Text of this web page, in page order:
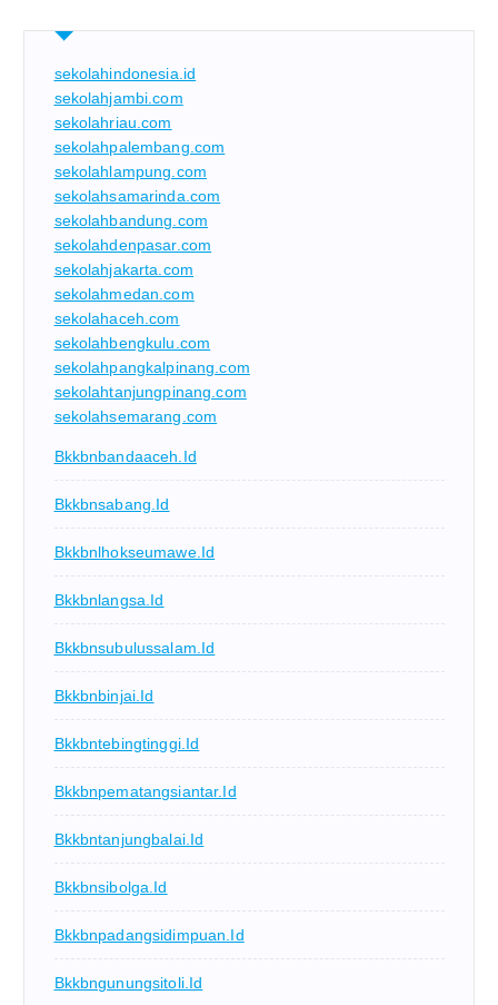
sekolahindonesia.id
sekolahjambi.com
sekolahriau.com
sekolahpalembang.com
sekolahlampung.com
sekolahsamarinda.com
sekolahbandung.com
sekolahdenpasar.com
sekolahjakarta.com
sekolahmedan.com
sekolahaceh.com
sekolahbengkulu.com
sekolahpangkalpinang.com
sekolahtanjungpinang.com
sekolahsemarang.com
Bkkbnbandaaceh.id
Bkkbnsabang.id
Bkkbnlhokseumawe.id
Bkkbnlangsa.id
Bkkbnsubulussalam.id
Bkkbnbinjai.id
Bkkbntebingtinggi.id
Bkkbnpematangsiantar.id
Bkkbntanjungbalai.id
Bkkbnsibolga.id
Bkkbnpadangsidimpuan.id
Bkkbngunungsitoli.id